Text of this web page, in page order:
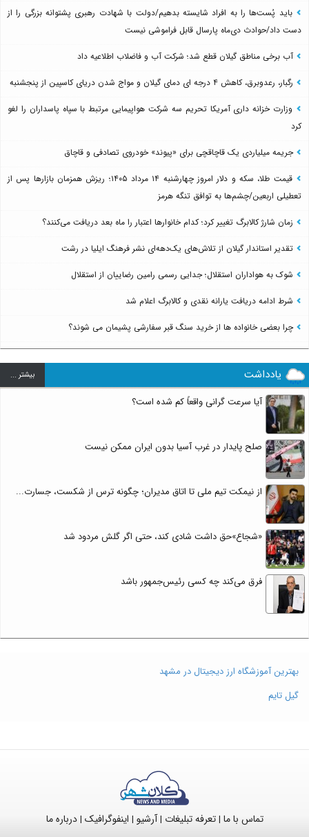
باید پُست‌ها را به افراد شایسته بدهیم/دولت با شهادت رهبری پشتوانه بزرگی را از
دست داد/حوادث دی‌ماه پارسال قابل فراموشی نیست
آب برخی مناطق گیلان قطع شد؛ شرکت آب و فاضلاب اطلاعیه داد
رگبار، رعدوبرق، کاهش ۴ درجه ای دمای گیلان و مواج شدن دریای کاسپین از پنجشنبه
وزارت خزانه داری آمریکا تحریم سه شرکت هواپیمایی مرتبط با سپاه پاسداران را لغو
کرد
جریمه میلیاردی یک قاچاقچی برای «پیوند» خودروی تصادفی و قاچاق
قیمت طلا، سکه و دلار امروز چهارشنبه ۱۴ مرداد ۱۴۰۵؛ ریزش همزمان بازارها پس از
تعطیلی اربعین/چشم‌ها به توافق تنگه هرمز
زمان شارژ کالابرگ تغییر کرد؛ کدام خانوارها اعتبار را ماه بعد دریافت می‌کنند؟
تقدیر استاندار گیلان از تلاش‌های یک‌دهه‌ای نشر فرهنگ ایلیا در رشت
شوک به هواداران استقلال؛ جدایی رسمی رامین رضاییان از استقلال
شرط ادامه دریافت یارانه نقدی و کالابرگ اعلام شد
چرا بعضی خانواده ها از خرید سنگ قبر سفارشی پشیمان می شوند؟
یادداشت بيشتر ...
آیا سرعت گرانی واقعاً کم شده است؟
صلح پایدار در غرب آسیا بدون ایران ممکن نیست
از نیمکت تیم ملی تا اتاق مدیران؛ چگونه ترس از شکست، جسارت...
«شجاع»حق داشت شادی کند، حتی اگر گلش مردود شد
فرق می‌کند چه کسی رئیس‌جمهور باشد
بهترین آموزشگاه ارز دیجیتال در مشهد
گیل تایم
تماس با ما |تعرفه تبلیغات |آرشیو | اینفوگرافیک |درباره ما